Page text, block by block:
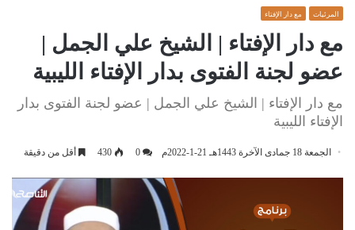
المرئيات مع دار الإفتاء
مع دار الإفتاء | الشيخ علي الجمل |
عضو لجنة الفتوى بدار الإفتاء الليبية
مع دار الإفتاء | الشيخ علي الجمل | عضو لجنة الفتوى بدار
الإفتاء الليبية
الجمعة 18 جمادى الآخرة 1443هـ 21-1-2022م 0
430 أقل من دقيقة